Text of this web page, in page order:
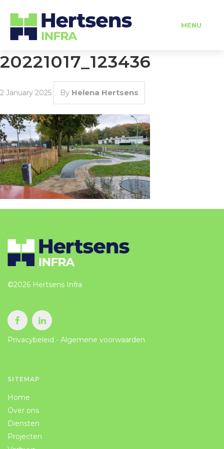
MENU
HOME
OVER ONS
DIENSTEN
PROJECTEN
VERHUUR
CONTACT
20221017_123436
2 January 2025 By Helena Hertsens
©2026 Hertsens Infra
Privacybeleid - Algemene voorwaarden
SITEMAP
Home
Over ons
Diensten
Projecten